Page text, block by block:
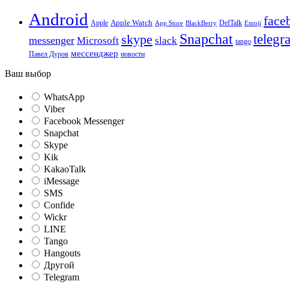
Android Apple Apple Watch App Store BlackBerry DefTalk Emoji
messenger Microsoft skype slack Snapchat tango
Павел Дуров мессенджер новости
Ваш выбор
WhatsApp
Viber
Facebook Messenger
Snapchat
Skype
Kik
KakaoTalk
iMessage
SMS
Confide
Wickr
LINE
Tango
Hangouts
Другой
Telegram